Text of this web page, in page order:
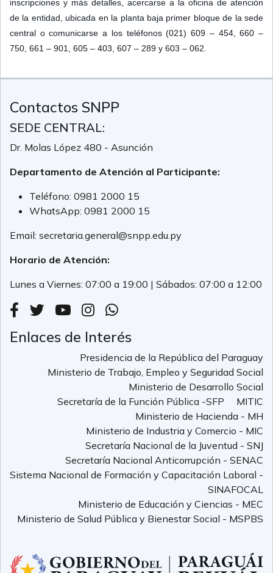
inscripciones y más detalles, acercarse a la oficina de atención
de la entidad, ubicada en la planta baja primer bloque de la sede
central o comunicarse a los teléfonos (021) 609 – 454, 660 –
750, 661 – 901, 605 – 403, 607 – 289 y 603 – 062.
Contactos SNPP
SEDE CENTRAL:
Dr. Molas López 480 - Asunción
Departamento de Atención al Participante:
Teléfono: 0981 2000 15
WhatsApp: 0981 2000 15
Email: secretaria.general@snpp.edu.py
Horario de Atención:
Lunes a Viernes: 07:00 a 19:00 | Sábados: 07:00 a 12:00
Enlaces de Interés
Presidencia de la República del Paraguay
Ministerio de Trabajo, Empleo y Seguridad Social
Ministerio de Desarrollo Social
Secretaría de la Función Pública -SFP
MITIC
Ministerio de Hacienda - MH
Ministerio de Industria y Comercio - MIC
Secretaría Nacional de la Juventud - SNJ
Secretaría Nacional Anticorrupción - SENAC
Sistema Nacional de Formación y Capacitación Laboral -
SINAFOCAL
Ministerio de Educación y Ciencias - MEC
Ministerio de Salud Pública y Bienestar Social - MSPBS